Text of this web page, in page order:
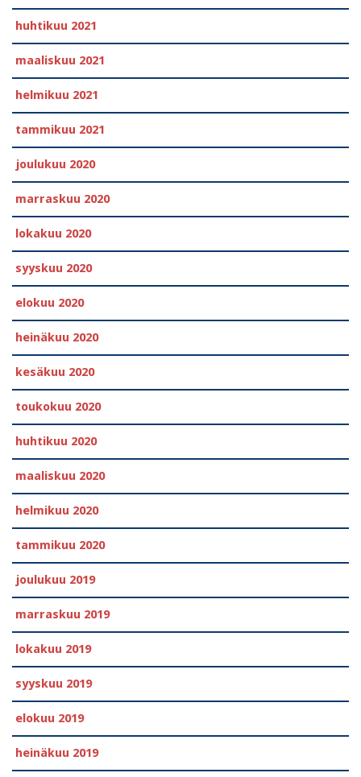
huhtikuu 2021
maaliskuu 2021
helmikuu 2021
tammikuu 2021
joulukuu 2020
marraskuu 2020
lokakuu 2020
syyskuu 2020
elokuu 2020
heinäkuu 2020
kesäkuu 2020
toukokuu 2020
huhtikuu 2020
maaliskuu 2020
helmikuu 2020
tammikuu 2020
joulukuu 2019
marraskuu 2019
lokakuu 2019
syyskuu 2019
elokuu 2019
heinäkuu 2019